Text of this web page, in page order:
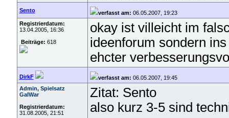
Sento verfasst am: 06.05.2007, 19:23
Registrierdatum:
13.04.2005, 16:36
Beiträge: 618
okay ist villeicht im
ideenforum sondern
ehcter
DirkF verfasst am: 06.05.2007, 19:45
Admin, Spielsatz
GalWar
Registrierdatum:
31.08.2005, 21:51
Zitat: Sento
also kurz 3-5 sind